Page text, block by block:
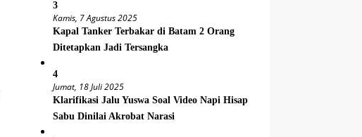
3
Kamis, 7 Agustus 2025
Kapal Tanker Terbakar di Batam 2 Orang
Ditetapkan Jadi Tersangka
4
Jumat, 18 Juli 2025
Klarifikasi Jalu Yuswa Soal Video Napi Hisap
Sabu Dinilai Akrobat Narasi